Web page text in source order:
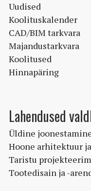
Uudised
Koolituskalender
CAD/BIM tarkvara
Majandustarkvara
Koolitused
Hinnapäring
Lahendused
Üldine
Hoone arhitektuur
Taristu
Tootedisain ja -